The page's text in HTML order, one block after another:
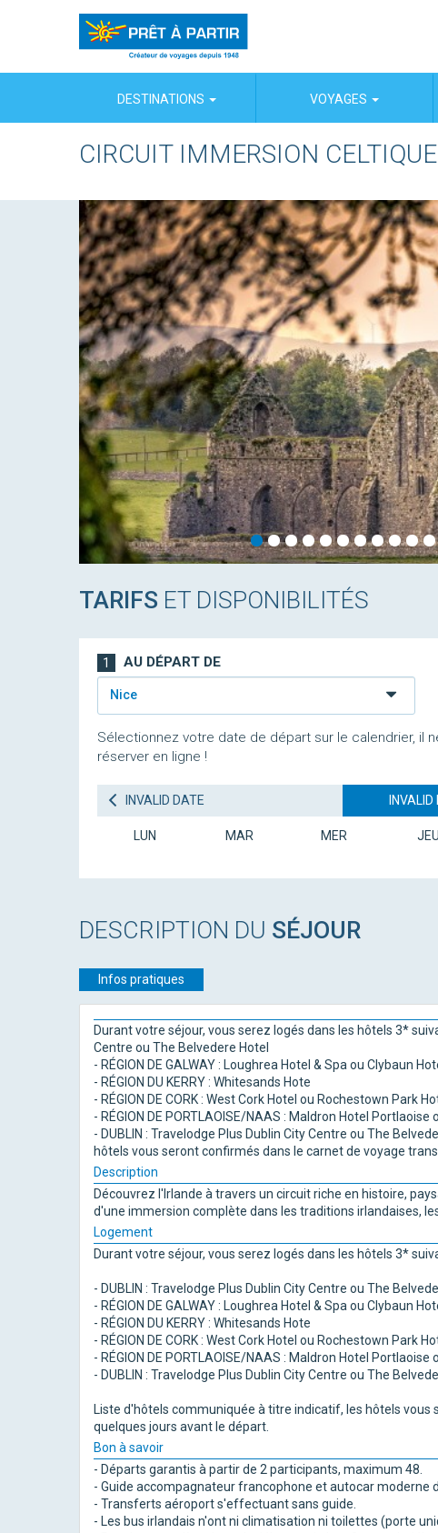
DESTINATIONS VOYAGES
CIRCUIT IMMERSION CELTIQUE
TARIFS ET DISPONIBILITÉS
1 AU DÉPART DE
Nice
Sélectionnez votre date de départ sur le calendrier, il
réserver en ligne !
INVALID DATE
LUN MAR MER JEU
DESCRIPTION DU SÉJOUR
Infos pratiques
Durant votre séjour, vous serez logés dans les hôtels 3*
Centre ou The Belvedere Hotel
- RÉGION DE GALWAY : Loughrea Hotel & Spa ou Clybaun
- RÉGION DU KERRY : Whitesands Hote
- RÉGION DE CORK : West Cork Hotel ou Rochestown Park
- RÉGION DE PORTLAOISE/NAAS : Maldron Hotel Portlaoise
- DUBLIN : Travelodge Plus Dublin City Centre ou The
hôtels vous seront confirmés dans le carnet de voyage
Description
Découvrez l'Irlande à travers un circuit riche en histoire,
d'une immersion complète dans les traditions irlandaises,
Logement
Durant votre séjour, vous serez logés dans les hôtels 3*
- DUBLIN : Travelodge Plus Dublin City Centre ou The
- RÉGION DE GALWAY : Loughrea Hotel & Spa ou Clybaun
- RÉGION DU KERRY : Whitesands Hote
- RÉGION DE CORK : West Cork Hotel ou Rochestown Park
- RÉGION DE PORTLAOISE/NAAS : Maldron Hotel Portlaoise
- DUBLIN : Travelodge Plus Dublin City Centre ou The
Liste d'hôtels communiquée à titre indicatif, les hôtels
quelques jours avant le départ.
Bon à savoir
- Départs garantis à partir de 2 participants, maximum 48.
- Guide accompagnateur francophone et autocar moderne
- Transferts aéroport s'effectuant sans guide.
- Les bus irlandais n'ont ni climatisation ni toilettes (porte